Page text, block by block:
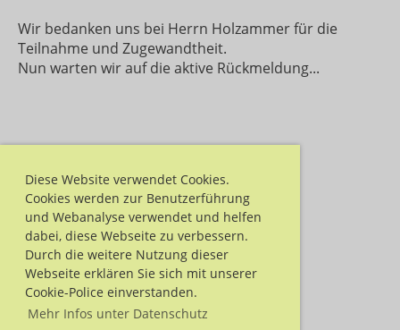
Diese Website verwendet Cookies.
Cookies werden zur Benutzerführung
und Webanalyse verwendet und helfen
dabei, diese Webseite zu verbessern.
Durch die weitere Nutzung dieser
Webseite erklären Sie sich mit unserer
Cookie-Police einverstanden.
Mehr Infos unter Datenschutz
Wir bedanken uns bei Herrn Holzammer für die
Teilnahme und Zugewandtheit.
Nun warten wir auf die aktive Rückmeldung...